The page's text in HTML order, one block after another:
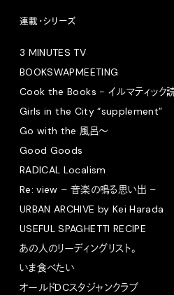
連載・シリーズ
3 MINUTES TV
BOOKSWAPMEETING
Cook the Books - イルマティック
Girls in the City “supplement”
Go with the 風呂〜
Good Goods
RADICAL Localism
Re: view – 音楽の鳴る思い出 –
URBAN ARCHIVE by Kei Harada
USEFUL SPAGHETTI RECIPE
あの人のリーディングリスト。
いま食べたい
オールドDCスタジャンクラブ